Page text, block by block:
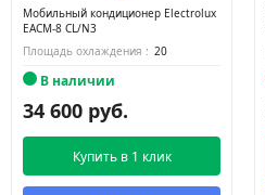
Мобильный кондиционер Electrolux
EACM-8 CL/N3
Площадь охлаждения : 20
В наличии
34 600 руб.
Купить в 1 клик